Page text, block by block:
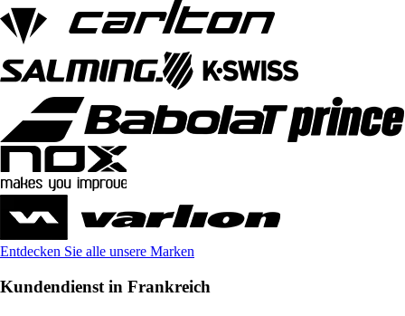
Entdecken Sie alle unsere Marken
Kundendienst in Frankreich